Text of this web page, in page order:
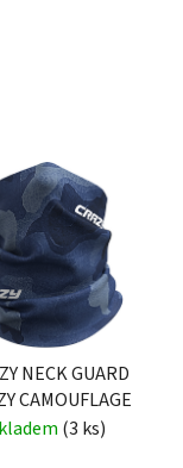
NECK GUARD
CAMOUFLAGE
(3 ks)